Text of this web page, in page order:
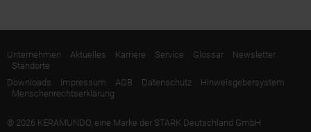
Unternehmen Aktuelles Karriere Service Glossar
Newsletter
Standorte
Downloads
Impressum AGB Datenschutz
Hinweisgebersystem
Menschenrechtserklärung
© 2026 KERAMUNDO, eine Marke der STARK Deutschland GmbH